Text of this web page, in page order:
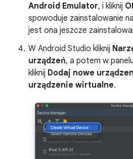
Android Emulator, i kliknij
spowoduje zainstalowanie
jest ona jeszcze
W Android Studio kliknij
urządzeń, a potem w panelu
kliknij Dodaj nowe
urządzenie wirtualne.